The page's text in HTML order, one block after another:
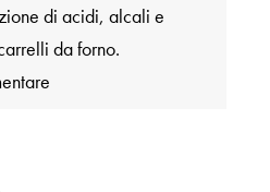
di acidi, alcali e
da forno.